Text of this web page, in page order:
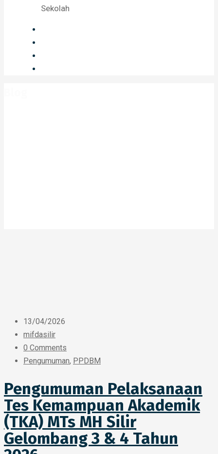
Sekolah
13/04/2026
mifdasilir
0 Comments
Pengumuman, PPDBM
Pengumuman Pelaksanaan
Tes Kemampuan Akademik
(TKA) MTs MH Silir
Gelombang 3 & 4 Tahun